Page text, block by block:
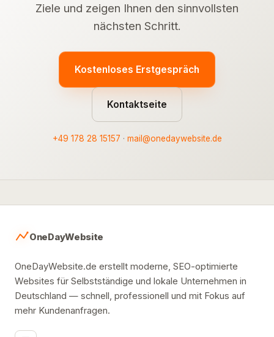
Ziele und zeigen Ihnen den sinnvollsten
nächsten Schritt.
Kostenloses Erstgespräch
Kontaktseite
+49 178 28 15157 · mail@onedaywebsite.de
OneDayWebsite
OneDayWebsite.de erstellt moderne, SEO-optimierte
Websites für Selbstständige und lokale Unternehmen in
Deutschland — schnell, professionell und mit Fokus auf
mehr Kundenanfragen.